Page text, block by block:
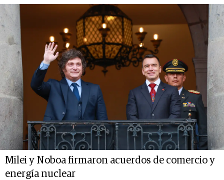
Milei y Noboa firmaron acuerdos de comercio y
energía nuclear